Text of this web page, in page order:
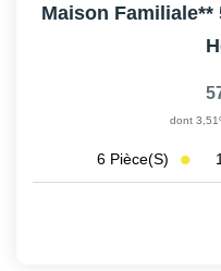
Maison Familiale**
dont
6 Pièce(s)